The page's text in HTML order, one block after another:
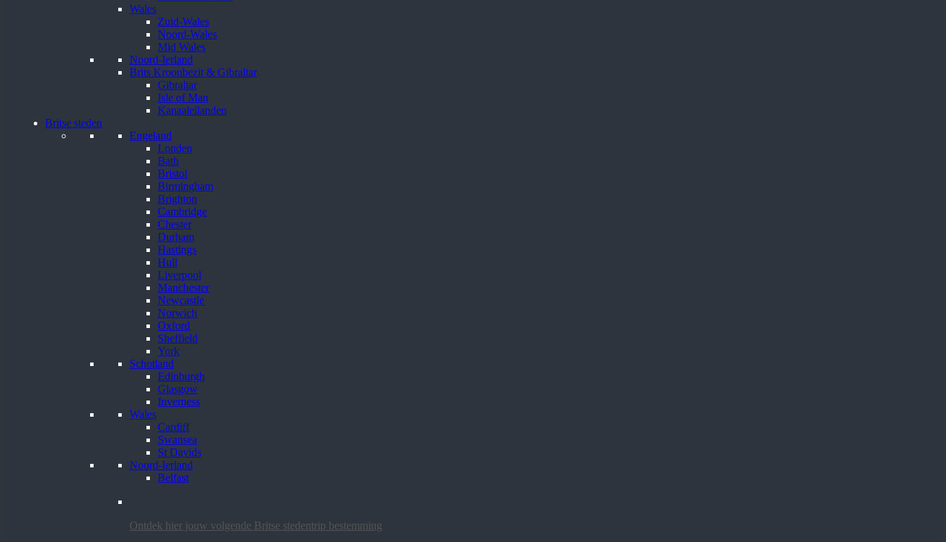
Wales
Zuid-Wales
Noord-Wales
Mid Wales
Noord-Ierland
Brits Kroonbezit & Gibraltar
Gibraltar
Isle of Man
Kanaaleilanden
Britse steden
Engeland
Londen
Bath
Bristol
Birmingham
Brighton
Cambridge
Chester
Durham
Hastings
Hull
Liverpool
Manchester
Newcastle
Norwich
Oxford
Sheffield
York
Schotland
Edinburgh
Glasgow
Inverness
Wales
Cardiff
Swansea
St Davids
Noord-Ierland
Belfast
Ontdek hier jouw volgende Britse stedentrip bestemming